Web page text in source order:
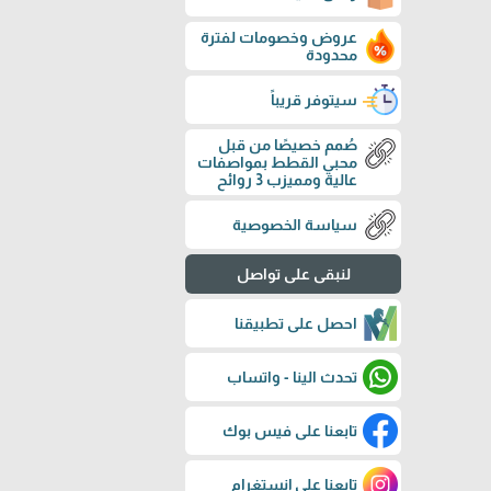
عروض وخصومات لفترة
محدودة
سيتوفر قريباً
صُمم خصيصًا من قبل
محبي القطط بمواصفات
عالية ومميزب 3 روائح
سياسة الخصوصية
لنبقى على تواصل
احصل على تطبيقنا
تحدث الينا - واتساب
تابعنا على فيس بوك
تابعنا على إنستغرام